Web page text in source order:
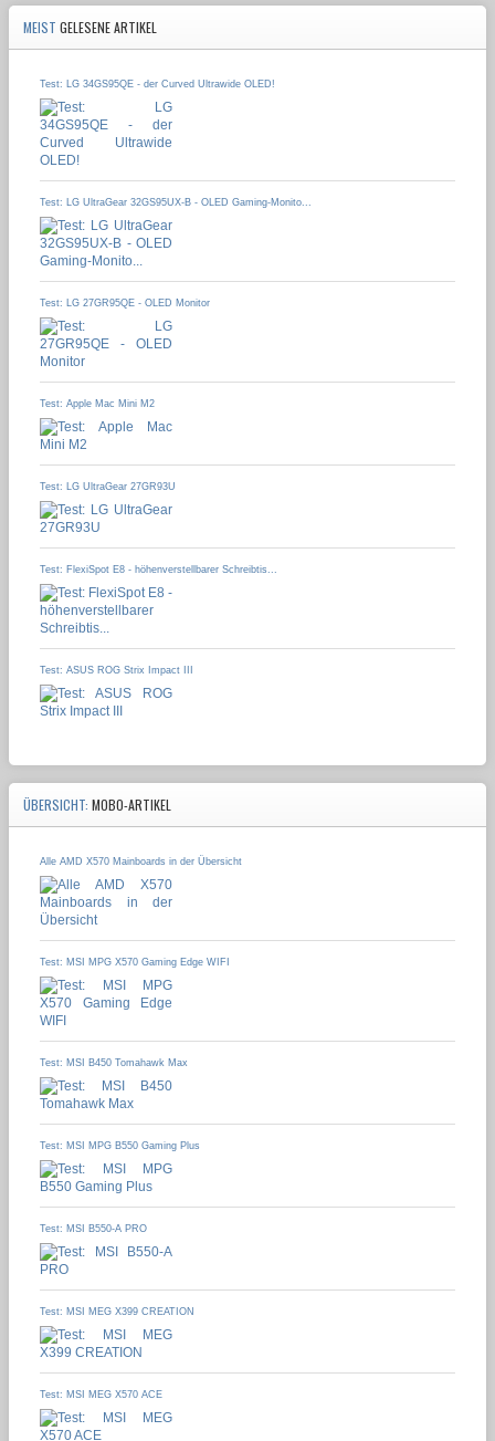
MEIST GELESENE ARTIKEL
Test: LG 34GS95QE - der Curved Ultrawide OLED!
Test: LG UltraGear 32GS95UX-B - OLED Gaming-Monito...
Test: LG 27GR95QE - OLED Monitor
Test: Apple Mac Mini M2
Test: LG UltraGear 27GR93U
Test: FlexiSpot E8 - höhenverstellbarer Schreibtis...
Test: ASUS ROG Strix Impact III
ÜBERSICHT: MOBO-ARTIKEL
Alle AMD X570 Mainboards in der Übersicht
Test: MSI MPG X570 Gaming Edge WIFI
Test: MSI B450 Tomahawk Max
Test: MSI MPG B550 Gaming Plus
Test: MSI B550-A PRO
Test: MSI MEG X399 CREATION
Test: MSI MEG X570 ACE